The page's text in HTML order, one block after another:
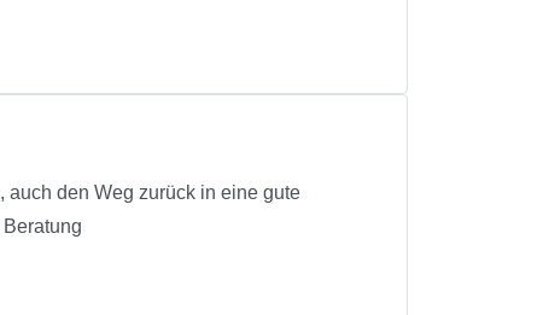
den Weg zurück in eine gute